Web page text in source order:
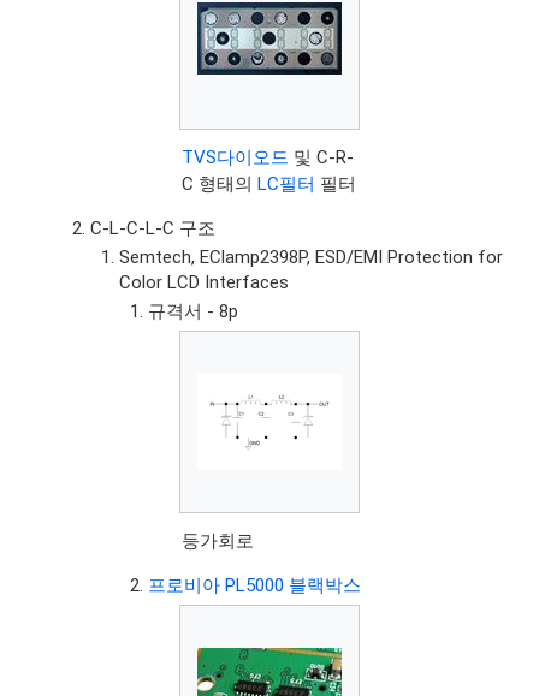
TVS다이오드 및 C-R-
C 형태의LC필터 필터
C-L-C-L-C 구조
Semtech, EClamp2398P, ESD/EMI Protection for
Color LCD Interfaces
규격서 - 8p
등가회로
프로비아 PL5000 블랙박스